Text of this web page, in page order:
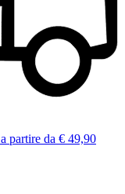
a partire da € 49,90